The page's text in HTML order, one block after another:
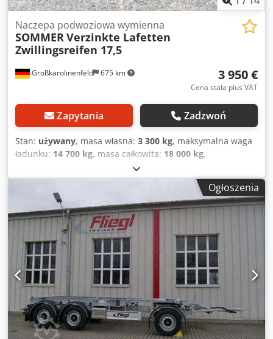
Großkarolinenfeld 675 km
Naczepa podwoziowa wymienna
SOMMERVerzinkte Lafetten
Zwillingsreifen 17,5
3 950 €
Cena stała plus VAT
Zapytania Zadzwoń
Stan: używany, masa własna: 3 300 kg, maksymalna waga
ładunku: 14 700 kg, masa całkowita: 18 000 kg,
, pierwsza rejestracja:
następna inspekcja (TÜV):11/2026, zawieszenie:
powietrze, rozmiar opony:
, Wyposażenie:
, NIEMIECKI HANDLOWIEC oferuje: Przyczepa BDF do
wymiennych nadwozi wielokrotnie na magazynie
OCYNKOWANA Bliźniacze koła 235/75R17,5 Długie miechy
powietrzne Wysokość podnoszenia 1390 mm Hamulce
bębnowe Cena netto za sztukę 3950,- Euro Wiele lawet i
wymiennych nadwozi dostępnych na magazynie! #####
Dcodpfx Aozridyedwsk PROSIMY O TELEFON - NIE
ODPOWIADAMY NA E-MAILE! ##### DOSTAWA MOŻLIWA
NA TERENIE CAŁYCH NIEMIEC! MEPO-NUTZFAHRZEUGE
DOSTARCZA OD 1983 ROKU! OGŁĘDZINY TYLKO PO
UZGODNIENIU! #####
Ogłoszenia